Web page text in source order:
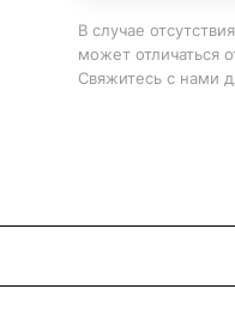
В случае
может отличаться
Свяжитесь с нами